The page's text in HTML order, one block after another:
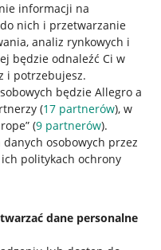
informacji na
nich i przetwarzanie
analiz rynkowych i
będzie odnaleźć Ci w
i potrzebujesz.
będzie Allegro a
(17 partnerów), w
(9 partnerów).
osobowych przez
politykach ochrony
dane personalne